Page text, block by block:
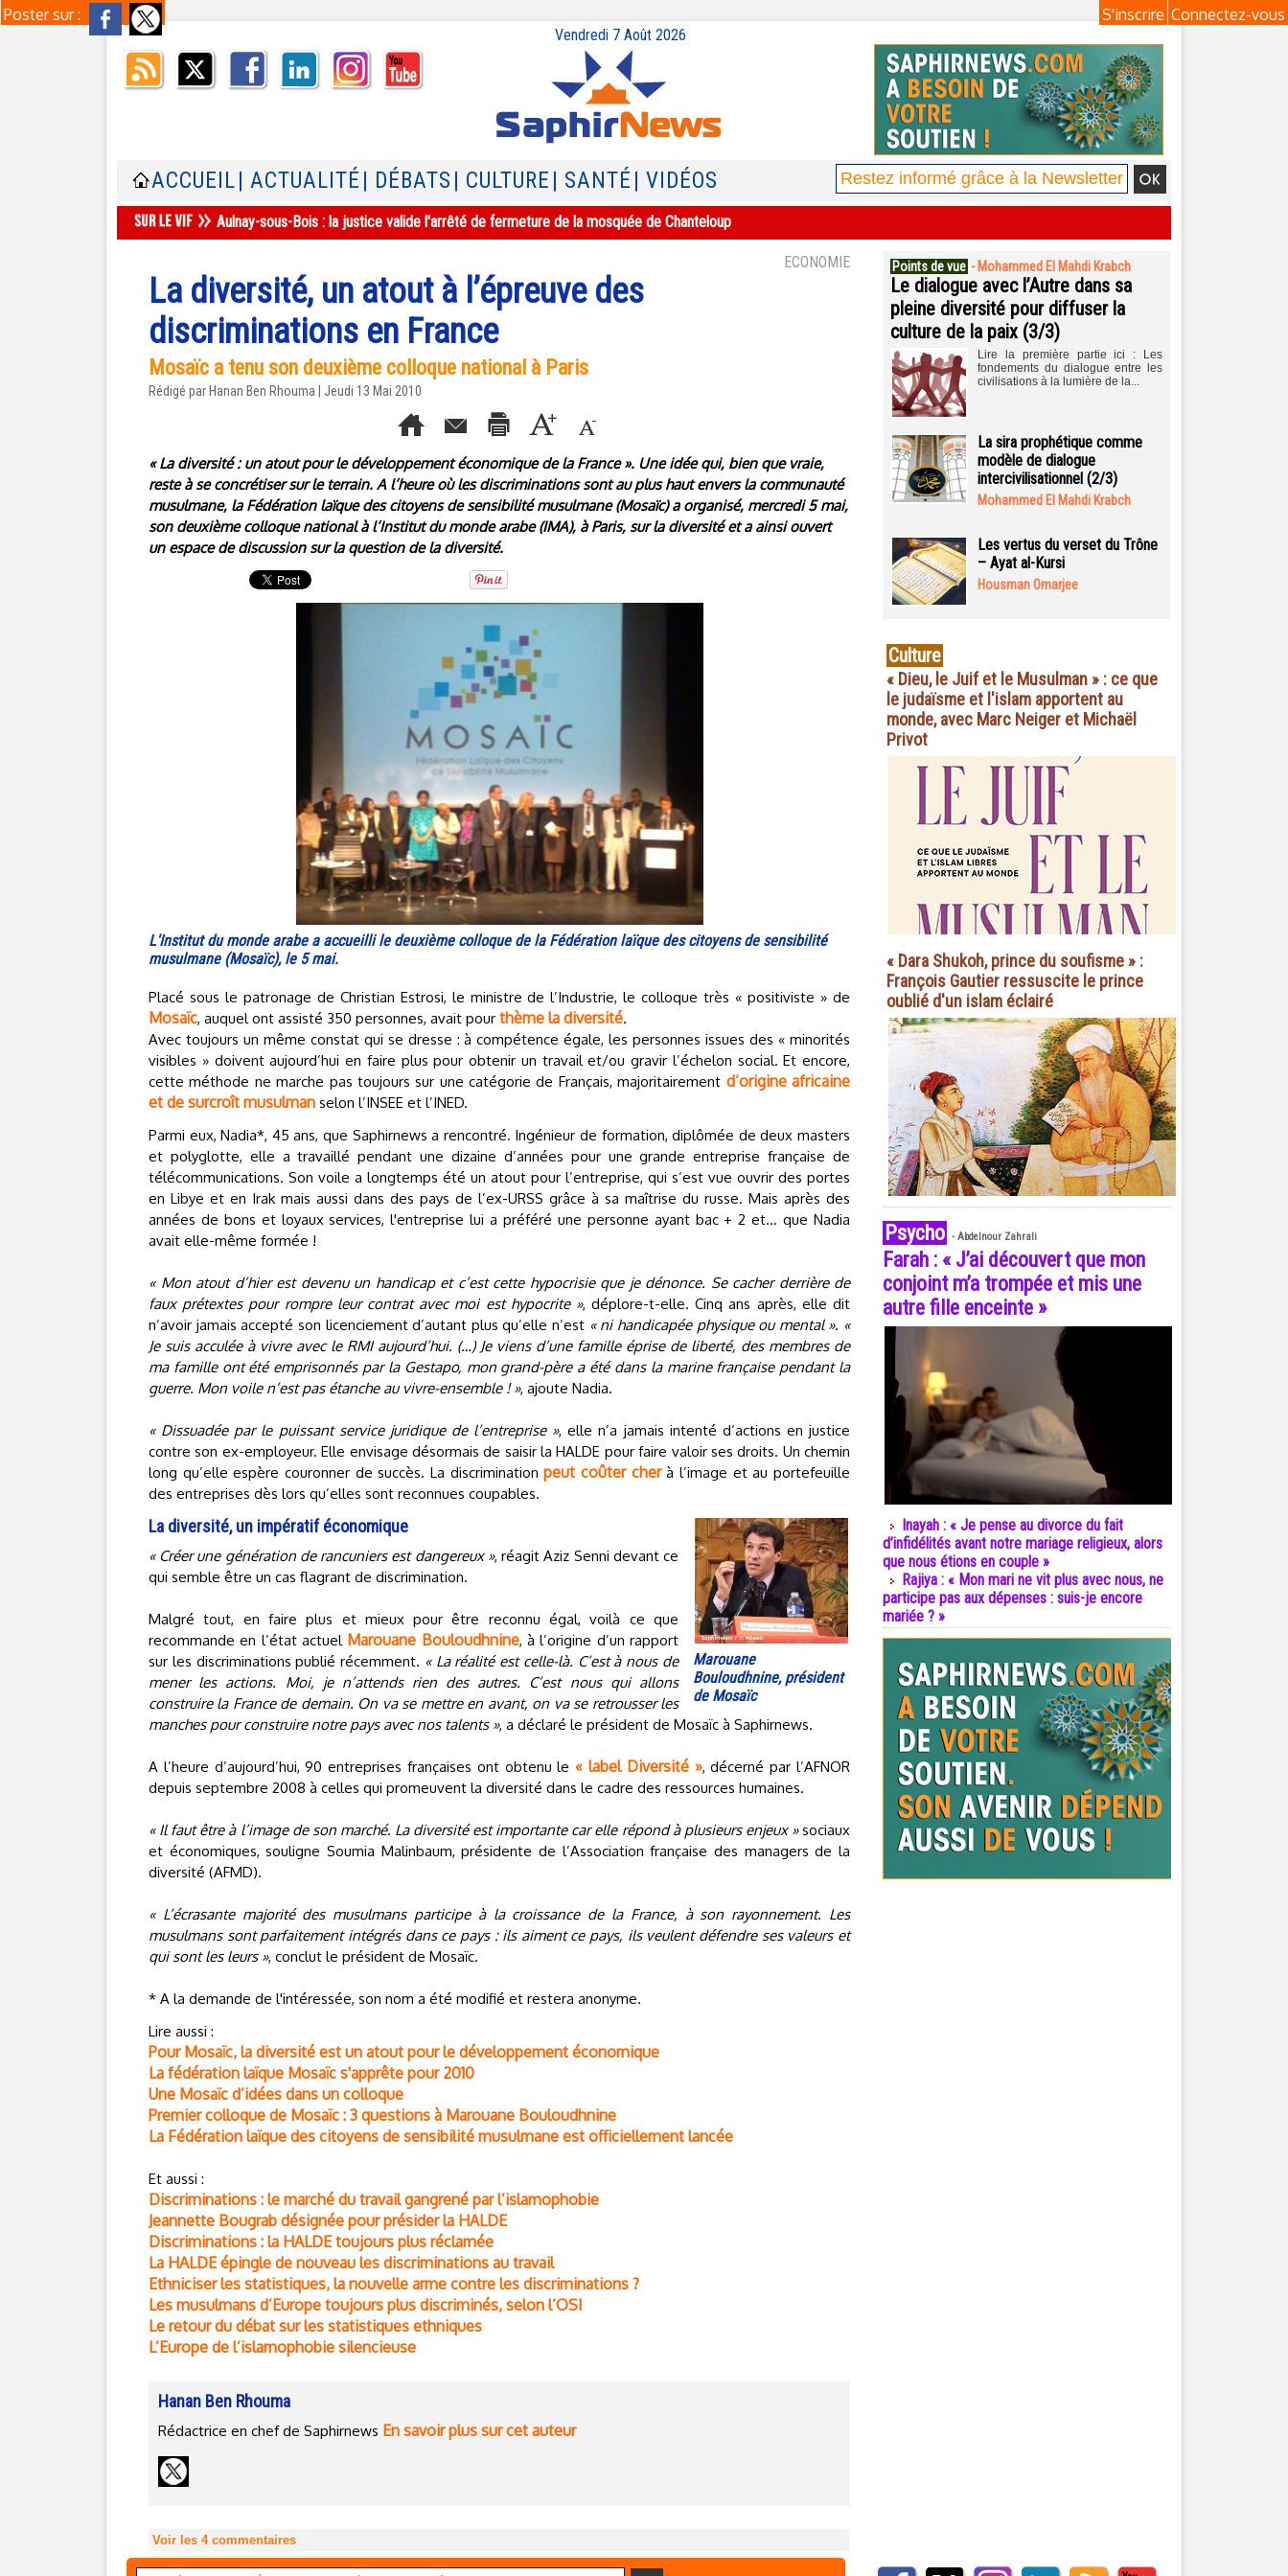
Poster sur : Connectez-vous
S'inscrire
Vendredi 7 Août 2026
ACCUEIL | ACTUALITÉ | DÉBATS | CULTURE | SANTÉ | VIDÉOS
Aulnay-sous-Bois : la justice valide l'arrêté de fermeture de la mosquée de Chanteloup
ECONOMIE
La diversité, un atout à l’épreuve des
discriminations en France
Mosaïc a tenu son deuxième colloque national à Paris
Rédigé par Hanan Ben Rhouma | Jeudi 13 Mai 2010
« La diversité : un atout pour le développement économique de la France ». Une idée qui, bien que vraie,
reste à se concrétiser sur le terrain. A l’heure où les discriminations sont au plus haut envers la communauté
musulmane, la Fédération laïque des citoyens de sensibilité musulmane (Mosaïc) a organisé, mercredi 5 mai,
son deuxième colloque national à l’Institut du monde arabe (IMA), à Paris, sur la diversité et a ainsi ouvert
un espace de discussion sur la question de la diversité.
L'Institut du monde arabe a accueilli le deuxième colloque de la Fédération laïque des citoyens de sensibilité
musulmane (Mosaïc), le 5 mai.
Placé sous le patronage de Christian Estrosi, le ministre de l’Industrie, le colloque très « positiviste » de
Mosaïc, auquel ont assisté 350 personnes, avait pour thème la diversité.
Avec toujours un même constat qui se dresse : à compétence égale, les personnes issues des « minorités
visibles » doivent aujourd’hui en faire plus pour obtenir un travail et/ou gravir l’échelon social. Et encore,
cette méthode ne marche pas toujours sur une catégorie de Français, majoritairement d’origine africaine
et de surcroît musulman selon l’INSEE et l’INED.
Parmi eux, Nadia*, 45 ans, que Saphirnews a rencontré. Ingénieur de formation, diplômée de deux masters
et polyglotte, elle a travaillé pendant une dizaine d’années pour une grande entreprise française de
télécommunications. Son voile a longtemps été un atout pour l’entreprise, qui s’est vue ouvrir des portes
en Libye et en Irak mais aussi dans des pays de l’ex-URSS grâce à sa maîtrise du russe. Mais après des
années de bons et loyaux services, l'entreprise lui a préféré une personne ayant bac + 2 et… que Nadia
avait elle-même formée !
« Mon atout d’hier est devenu un handicap et c’est cette hypocrisie que je dénonce. Se cacher derrière de
faux prétextes pour rompre leur contrat avec moi est hypocrite », déplore-t-elle. Cinq ans après, elle dit
n’avoir jamais accepté son licenciement d’autant plus qu’elle n’est « ni handicapée physique ou mental ». «
Je suis acculée à vivre avec le RMI aujourd’hui. (…) Je viens d’une famille éprise de liberté, des membres de
ma famille ont été emprisonnés par la Gestapo, mon grand-père a été dans la marine française pendant la
guerre. Mon voile n’est pas étanche au vivre-ensemble ! », ajoute Nadia.
« Dissuadée par le puissant service juridique de l’entreprise », elle n’a jamais intenté d’actions en justice
contre son ex-employeur. Elle envisage désormais de saisir la HALDE pour faire valoir ses droits. Un chemin
long qu’elle espère couronner de succès. La discriminationpeut coûter cherà l’image et au portefeuille
des entreprises dès lors qu’elles sont reconnues coupables.
Marouane
Bouloudhnine, président
de Mosaïc
La diversité, un impératif économique
« Créer une génération de rancuniers est dangereux », réagit Aziz Senni devant ce
qui semble être un cas flagrant de discrimination.
Malgré tout, en faire plus et mieux pour être reconnu égal, voilà ce que
recommande en l’état actuel Marouane Bouloudhnine, à l’origine d’un rapport
sur les discriminations publié récemment. « La réalité est celle-là. C’est à nous de
mener les actions. Moi, je n’attends rien des autres. C’est nous qui allons
construire la France de demain. On va se mettre en avant, on va se retrousser les
manches pour construire notre pays avec nos talents », a déclaré le président de Mosaïc à Saphirnews.
A l’heure d’aujourd’hui, 90 entreprises françaises ont obtenu le« label Diversité », décerné par l’AFNOR
depuis septembre 2008 à celles qui promeuvent la diversité dans le cadre des ressources humaines.
« Il faut être à l’image de son marché. La diversité est importante car elle répond à plusieurs enjeux »sociaux
et économiques, souligne Soumia Malinbaum, présidente de l’Association française des managers de la
diversité (AFMD).
« L’écrasante majorité des musulmans participe à la croissance de la France, à son rayonnement. Les
musulmans sont parfaitement intégrés dans ce pays : ils aiment ce pays, ils veulent défendre ses valeurs et
qui sont les leurs », conclut le président de Mosaïc.
* A la demande de l'intéressée, son nom a été modifié et restera anonyme.
Lire aussi :
Pour Mosaïc, la diversité est un atout pour le développement économique
La fédération laïque Mosaïc s'apprête pour 2010
Une Mosaïc d’idées dans un colloque
Premier colloque de Mosaïc : 3 questions à Marouane Bouloudhnine
La Fédération laïque des citoyens de sensibilité musulmane est officiellement lancée
Et aussi :
Discriminations : le marché du travail gangrené par l’islamophobie
Jeannette Bougrab désignée pour présider la HALDE
Discriminations : la HALDE toujours plus réclamée
La HALDE épingle de nouveau les discriminations au travail
Ethniciser les statistiques, la nouvelle arme contre les discriminations ?
Les musulmans d’Europe toujours plus discriminés, selon l’OSI
Le retour du débat sur les statistiques ethniques
L’Europe de l’islamophobie silencieuse
Hanan Ben Rhouma
Rédactrice en chef de Saphirnews En savoir plus sur cet auteur
Voir les 4commentaires
Points de vue - Mohammed El Mahdi Krabch
Le dialogue avec l’Autre dans sa
pleine diversité pour diffuser la
culture de la paix (3/3)
Lire la première partie ici : Les
fondements du dialogue entre les
civilisations à la lumière de la...
La sira prophétique comme
modèle de dialogue
intercivilisationnel (2/3)
Mohammed El Mahdi Krabch
Les vertus du verset du Trône
– Ayat al-Kursi
Housman Omarjee
Culture
« Dieu, le Juif et le Musulman » : ce que
le judaïsme et l'islam apportent au
monde, avec Marc Neiger et Michaël
Privot
« Dara Shukoh, prince du soufisme » :
François Gautier ressuscite le prince
oublié d'un islam éclairé
Psycho - Abdelnour Zahrali
Farah : « J’ai découvert que mon
conjoint m’a trompée et mis une
autre fille enceinte »
Inayah : « Je pense au divorce du fait
d’infidélités avant notre mariage religieux, alors
que nous étions en couple »
Rajiya : « Mon mari ne vit plus avec nous, ne
participe pas aux dépenses : suis-je encore
mariée ? »